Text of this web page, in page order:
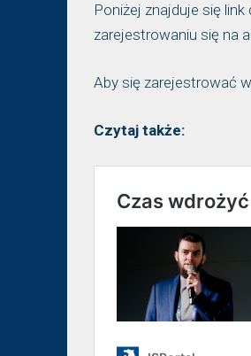
Poniżej znajduje się
zarejestrowaniu się na
Aby się zarejestrować
Czytaj także: